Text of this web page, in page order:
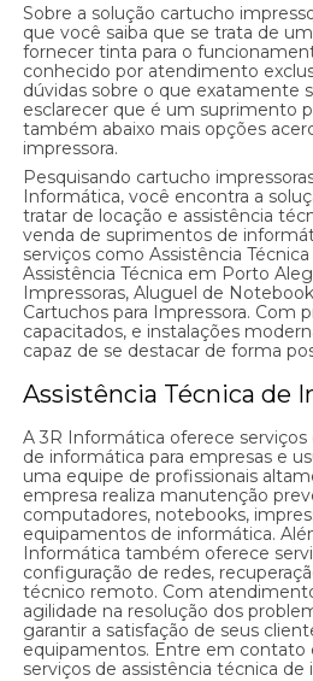
Sobre a solução cartucho
que você saiba que se trata de
fornecer tinta para o
conhecido por atendimento
dúvidas sobre o que exatamente
esclarecer que é um suprimento
também abaixo mais opções
impressora.
Pesquisando cartucho
Informática, você encontra a
tratar de locação e assistência
venda de suprimentos de
serviços como Assistência
Assistência Técnica em Porto
Impressoras, Aluguel de
Cartuchos para Impressora. Com
capacitados, e instalações
capaz de se destacar de forma
Assistência Técnica de
A 3R Informática oferece serviços
de informática para empresas e
uma equipe de profissionais
empresa realiza manutenção
computadores, notebooks,
equipamentos de informática.
Informática também oferece
configuração de redes,
técnico remoto. Com
agilidade na resolução dos
garantir a satisfação de seus
equipamentos. Entre em contato
serviços de assistência técnica de